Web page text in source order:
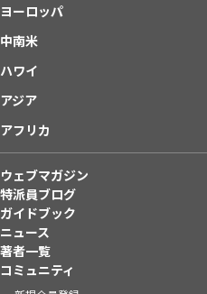
ヨーロッパ
中南米
ハワイ
アジア
アフリカ
ウェブマガジン
特派員ブログ
ガイドブック
ニュース
著者一覧
コミュニティ